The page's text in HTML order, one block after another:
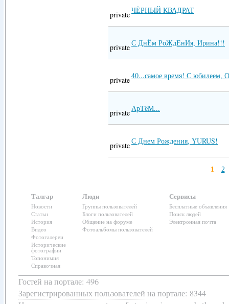
privateЧЁРНЫЙ КВАДРАТ
privateС ДнЁм РоЖдЕнИя, Ирина!!!
private40...самое время! С юбилеем,
privateАрТёМ...
privateС Днем Рождения, YURUS!
1 2
Талгар
Новости
Статьи
История
Видео
Фотогалереи
Исторические
фотографии
Топонимия
Справочная
Люди
Группы пользователей
Блоги пользователей
Общение на форуме
Фотоальбомы пользователей
Сервисы
Бесплатные объявления
Поиск людей
Электронная почта
Гостей на портале: 496
Зарегистрированных пользователей на портале: 8344